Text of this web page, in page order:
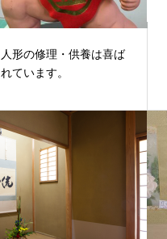
人形の修理・供養は喜ば
れています。